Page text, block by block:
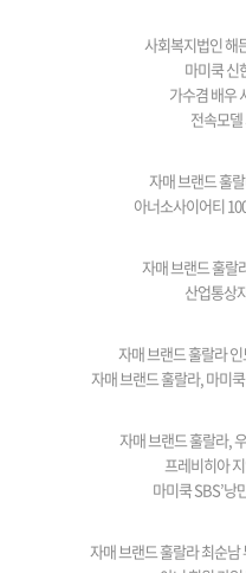
사회복지법인 해
마미쿡 신
가수겸 배우
전속모
자매 브랜드 훌
아너소사이어티
자매 브랜드 훌랄
산업통상
자매 브랜드 훌랄라
자매 브랜드 훌랄라, 마미
자매 브랜드 훌랄라,
프레비히아
마미쿡 SBS’낭
자매 브랜드 훌랄라 최순